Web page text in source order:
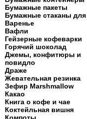
Бумажные пакеты
Бумажные стаканы
Варенье
Вафли
Гейзерные кофеварки
Горячий шоколад
Джемы, конфитюры и
повидло
Драже
Жевательная резинка
Зефир Marshmallow
Какао
Книга о кофе и чае
Коктейльная вишня